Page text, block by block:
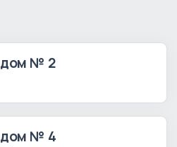
дом № 2
дом № 4